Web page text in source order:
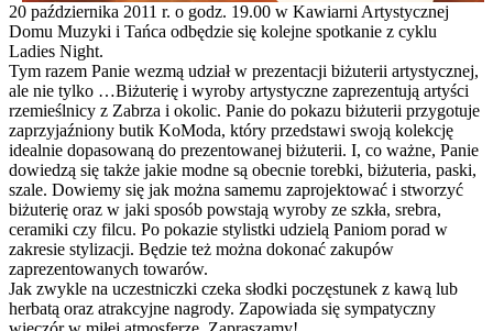
20 października 2011 r. o godz. 19.00 w Kawiarni Artystycznej
Domu Muzyki i Tańca odbędzie się kolejne spotkanie z cyklu
Ladies Night.
Tym razem Panie wezmą udział w prezentacji biżuterii artystycznej,
ale nie tylko …Biżuterię i wyroby artystyczne zaprezentują artyści
rzemieślnicy z Zabrza i okolic. Panie do pokazu biżuterii przygotuje
zaprzyjaźniony butik KoModa, który przedstawi swoją kolekcję
idealnie dopasowaną do prezentowanej biżuterii. I, co ważne, Panie
dowiedzą się także jakie modne są obecnie torebki, biżuteria, paski,
szale. Dowiemy się jak można samemu zaprojektować i stworzyć
biżuterię oraz w jaki sposób powstają wyroby ze szkła, srebra,
ceramiki czy filcu. Po pokazie stylistki udzielą Paniom porad w
zakresie stylizacji. Będzie też można dokonać zakupów
zaprezentowanych towarów.
Jak zwykle na uczestniczki czeka słodki poczęstunek z kawą lub
herbatą oraz atrakcyjne nagrody. Zapowiada się sympatyczny